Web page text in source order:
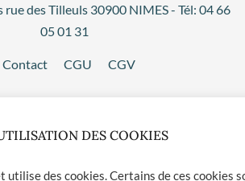
rue des Tilleuls 30900 NIMES - Tél: 04 66
05 01 31
Contact CGU CGV
DES COOKIES
des cookies. Certains de ces cookies